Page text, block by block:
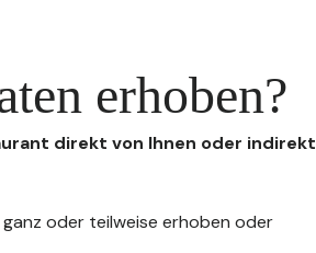
erhoben?
direkt von Ihnen oder indirekt
ganz oder teilweise erhoben oder